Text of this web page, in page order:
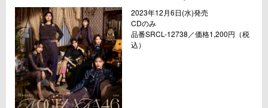
2023年12月6日(水)発売
CDのみ
品番SRCL-12738／価格1,200円（税
込）